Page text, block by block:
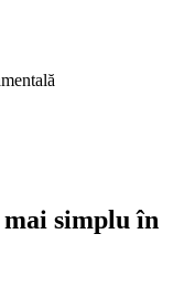
simplu în